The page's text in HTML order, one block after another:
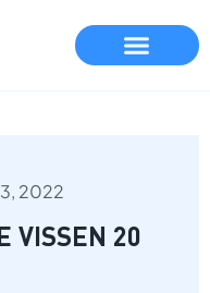
2022
VISSEN 20